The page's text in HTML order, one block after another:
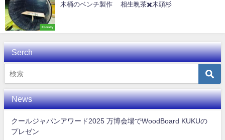
Forestry
木桶のベンチ製作 相生晩茶✖️木頭杉
Serch
News
クールジャパンアワード2025 万博会場でWoodBoard KUKUの
プレゼン